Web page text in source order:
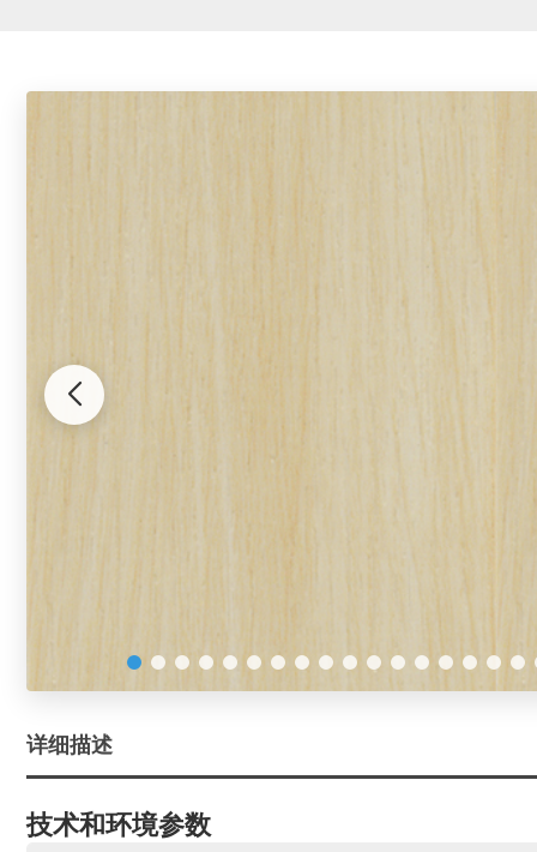
详细描述
技术和环境参数